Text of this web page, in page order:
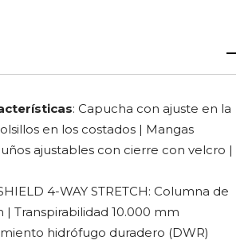
: Capucha con ajuste en la
en los costados | Mangas
ajustables con cierre con velcro |
4-WAY STRETCH: Columna de
| Transpirabilidad 10.000 mm
hidrófugo duradero (DWR)